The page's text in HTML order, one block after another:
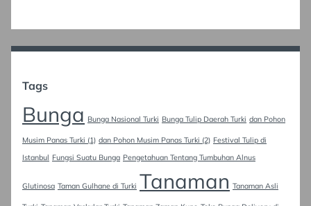
Tags
Bunga Bunga Nasional Turki Bunga Tulip Daerah Turki dan Pohon
Musim Panas Turki (1) dan Pohon Musim Panas Turki (2) Festival Tulip di
Istanbul Fungsi Suatu Bunga Pengetahuan Tentang Tumbuhan Alnus
Glutinosa Taman Gulhane di Turki Tanaman Tanaman Asli